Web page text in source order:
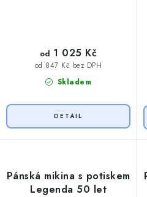
Skladem
od 847 Kč bez DPH
od 1 025 Kč
Pánská mikina s potiskem
Legenda 50 let